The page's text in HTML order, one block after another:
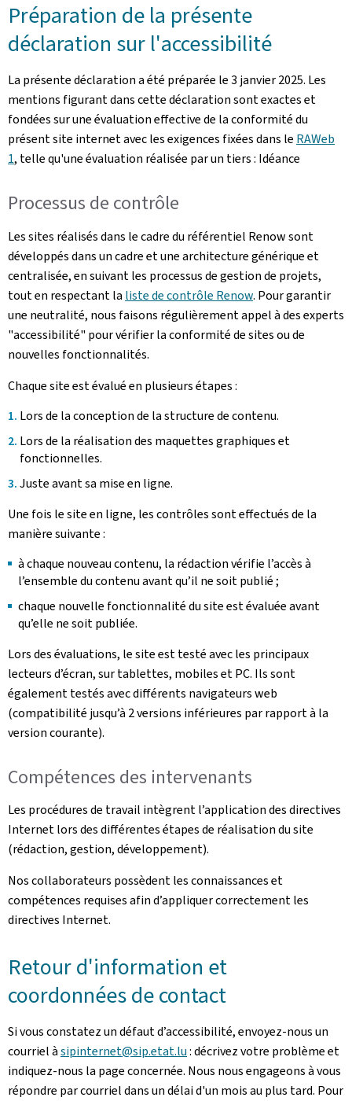
Préparation de la présente
déclaration sur l'accessibilité
La présente déclaration a été préparée le3 janvier 2025. Les
mentions figurant dans cette déclaration sont exactes et
fondées sur une évaluation effective de la conformité du
présent site internet avec les exigences fixées dans le RAWeb
1, telle qu'une évaluation réalisée par un tiers : Idéance
Processus de contrôle
Les sites réalisés dans le cadre du référentiel Renow sont
développés dans un cadre et une architecture générique et
centralisée, en suivant les processus de gestion de projets,
tout en respectant la liste de contrôle Renow. Pour garantir
une neutralité, nous faisons régulièrement appel à des experts
"accessibilité" pour vérifier la conformité de sites ou de
nouvelles fonctionnalités.
Chaque site est évalué en plusieurs étapes :
Lors de la conception de la structure de contenu.
Lors de la réalisation des maquettes graphiques et
fonctionnelles.
Juste avant sa mise en ligne.
Une fois le site en ligne, les contrôles sont effectués de la
manière suivante :
à chaque nouveau contenu, la rédaction vérifie l’accès à
l’ensemble du contenu avant qu’il ne soit publié ;
chaque nouvelle fonctionnalité du site est évaluée avant
qu’elle ne soit publiée.
Lors des évaluations, le site est testé avec les principaux
lecteurs d’écran, sur tablettes, mobiles et PC. Ils sont
également testés avec différents navigateurs web
(compatibilité jusqu’à 2 versions inférieures par rapport à la
version courante).
Compétences des intervenants
Les procédures de travail intègrent l’application des directives
Internet lors des différentes étapes de réalisation du site
(rédaction, gestion, développement).
Nos collaborateurs possèdent les connaissances et
compétences requises afin d’appliquer correctement les
directives Internet.
Retour d'information et
coordonnées de contact
Si vous constatez un défaut d’accessibilité, envoyez-nous un
courriel àsipinternet@sip.etat.lu: décrivez votre problème et
indiquez-nous la page concernée. Nous nous engageons à vous
répondre par courriel dans un délai d'un mois au plus tard. Pour